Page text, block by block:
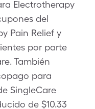
Electrotherapy
del
Pain Relief y
por parte
También
para
SingleCare
de $10.33